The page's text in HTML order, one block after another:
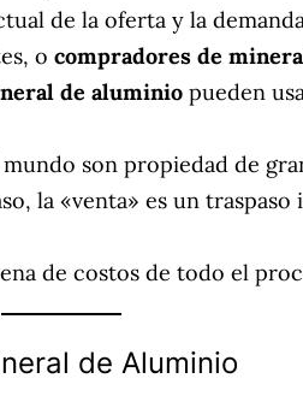
de la oferta y la
o compradores de
de aluminio pueden
son propiedad de
la «venta» es un
de costos de todo el
de Aluminio